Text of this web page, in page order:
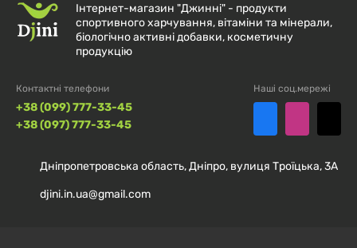
Інтернет-магазин "Джинні" - продукти
спортивного харчування, вітаміни та мінерали,
біологічно активні добавки, косметичну
продукцію
Контактні телефони
+38 (099) 777-33-45
+38 (097) 777-33-45
Наші соц.мережі
Дніпропетровська область, Дніпро, вулиця Троїцька, 3А
djini.in.ua@gmail.com